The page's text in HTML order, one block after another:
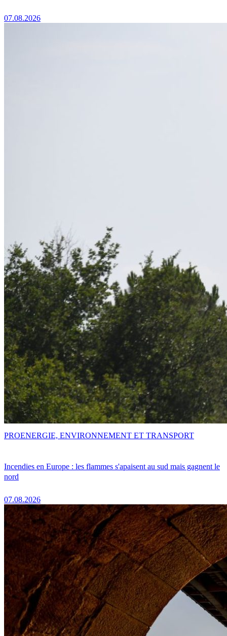
07.08.2026
Incendies en Europe : les flammes s'apaisent au sud mais gagnent le
nord
07.08.2026
PROENERGIE, ENVIRONNEMENT ET TRANSPORT